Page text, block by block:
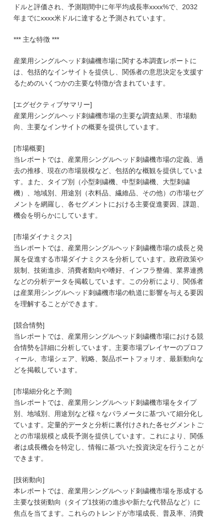
ドルと評価され、予測期間中に年平均成長率xxxx%で、2032
年までにxxxx米ドルに達すると予測されています。
*** 主な特徴 ***
産業用シングルヘッド刺繍機市場に関する本調査レポートに
は、包括的なインサイトを提供し、関係者の意思決定を支援す
るためのいくつかの主要な特徴が含まれています。
[エグゼクティブサマリー]
産業用シングルヘッド刺繍機市場の主要な調査結果、市場動
向、主要なインサイトの概要を提供しています。
[市場概要]
当レポートでは、産業用シングルヘッド刺繍機市場の定義、過
去の推移、現在の市場規模など、包括的な概観を提供していま
す。また、タイプ別（小型刺繍機、中型刺繍機、大型刺繍
機）、地域別、用途別（衣料品、繊維品、その他）の市場セグ
メントを網羅し、各セグメントにおける主要促進要因、課題、
機会を明らかにしています。
[市場ダイナミクス]
当レポートでは、産業用シングルヘッド刺繍機市場の成長と発
展を促進する市場ダイナミクスを分析しています。政府政策や
規制、技術進歩、消費者動向や嗜好、インフラ整備、業界連携
などの分析データを掲載しています。この分析により、関係者
は産業用シングルヘッド刺繍機市場の軌道に影響を与える要因
を理解することができます。
[競合情勢]
当レポートでは、産業用シングルヘッド刺繍機市場における競
合情勢を詳細に分析しています。主要市場プレイヤーのプロフ
ィール、市場シェア、戦略、製品ポートフォリオ、最新動向な
どを掲載しています。
[市場細分化と予測]
当レポートでは、産業用シングルヘッド刺繍機市場をタイプ
別、地域別、用途別など様々なパラメータに基づいて細分化し
ています。定量的データと分析に裏付けされた各セグメントご
との市場規模と成長予測を提供しています。これにより、関係
者は成長機会を特定し、情報に基づいた投資決定を行うことが
できます。
[技術動向]
本レポートでは、産業用シングルヘッド刺繍機市場を形成する
主要な技術動向（タイプ1技術の進歩や新たな代替品など）に
焦点を当てます。これらのトレンドが市場成長、普及率、消費